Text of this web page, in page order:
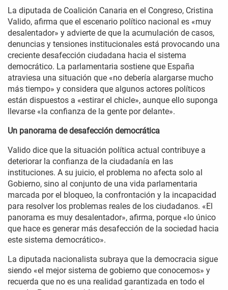
La diputada de Coalición Canaria en el Congreso, Cristina
Valido, afirma que el escenario político nacional es «muy
desalentador» y advierte de que la acumulación de casos,
denuncias y tensiones institucionales está provocando una
creciente desafección ciudadana hacia el sistema
democrático. La parlamentaria sostiene que España
atraviesa una situación que «no debería alargarse mucho
más tiempo» y considera que algunos actores políticos
están dispuestos a «estirar el chicle», aunque ello suponga
llevarse «la confianza de la gente por delante».
Un panorama de desafección democrática
Valido dice que la situación política actual contribuye a
deteriorar la confianza de la ciudadanía en las
instituciones. A su juicio, el problema no afecta solo al
Gobierno, sino al conjunto de una vida parlamentaria
marcada por el bloqueo, la confrontación y la incapacidad
para resolver los problemas reales de los ciudadanos. «El
panorama es muy desalentador», afirma, porque «lo único
que hace es generar más desafección de la sociedad hacia
este sistema democrático».
La diputada nacionalista subraya que la democracia sigue
siendo «el mejor sistema de gobierno que conocemos» y
recuerda que no es una realidad garantizada en todo el